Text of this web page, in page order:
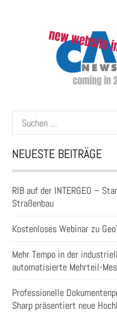
Suchen
nach:
NEUESTE BEITRÄGE
RIB auf der INTERGEO –
Straßenbau
Kostenloses Webinar zu
Mehr Tempo in der
automatisierte Mehrteil-
Professionelle
Sharp präsentiert neue